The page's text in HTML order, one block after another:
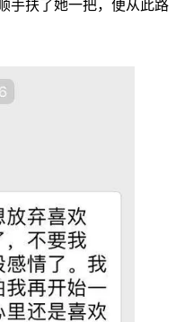
手扶了她一把，便从此路